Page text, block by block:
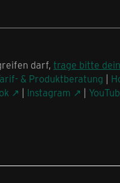
darf, trage bitte
& Produktberatung |
| Instagram |